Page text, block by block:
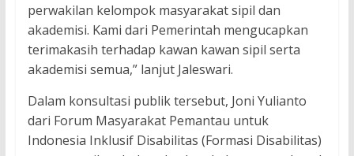
perwakilan kelompok masyarakat sipil dan
akademisi. Kami dari Pemerintah mengucapkan
terimakasih terhadap kawan kawan sipil serta
akademisi semua,” lanjut Jaleswari.
Dalam konsultasi publik tersebut, Joni Yulianto
dari Forum Masyarakat Pemantau untuk
Indonesia Inklusif Disabilitas (Formasi Disabilitas)